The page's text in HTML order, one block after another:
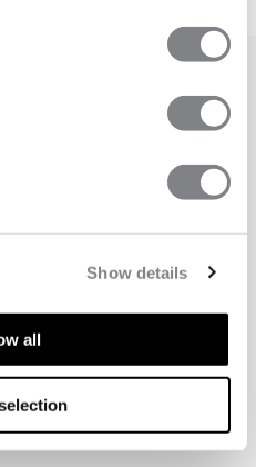
Show details
all